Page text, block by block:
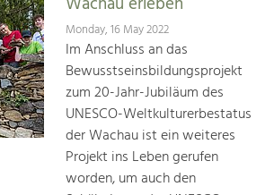
Monday, 16 May 2022
Im Anschluss an das
Bewusstseinsbildungsprojekt
zum 20-Jahr-Jubiläum des
UNESCO-Weltkulturerbestatus
der Wachau ist ein weiteres
Projekt ins Leben gerufen
worden, um auch den